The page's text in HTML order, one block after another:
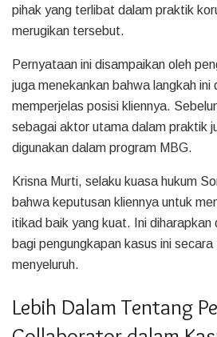
pihak yang terlibat dalam praktik
merugikan tersebut.
Pernyataan ini disampaikan oleh
juga menekankan bahwa langkah ini
memperjelas posisi kliennya.
sebagai aktor utama dalam praktik
digunakan dalam program MBG.
Krisna Murti, selaku kuasa hukum
bahwa keputusan kliennya untuk
itikad baik yang kuat. Ini diharapkan
bagi pengungkapan kasus ini
menyeluruh.
Lebih Dalam Tentang